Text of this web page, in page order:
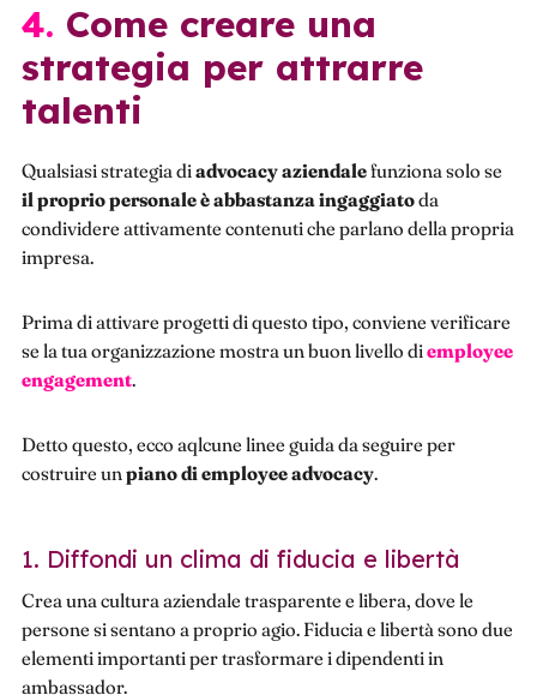
4. Come creare una
strategia per attrarre
talenti
Qualsiasi strategia diadvocacy aziendalefunziona solo se
il proprio personale è abbastanza ingaggiatoda
condividere attivamente contenuti che parlano della propria
impresa.
Prima di attivare progetti di questo tipo, conviene verificare
se la tua organizzazione mostra un buon livello diemployee
engagement.
Detto questo, ecco aqlcune linee guida da seguire per
costruire unpiano di employee advocacy.
1. Diffondi un clima di fiducia e libertà
Crea una cultura aziendale trasparente e libera, dove le
persone si sentano a proprio agio. Fiducia e libertà sono due
elementi importanti per trasformare i dipendenti in
ambassador.